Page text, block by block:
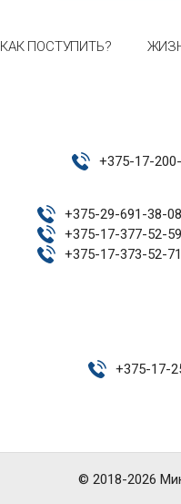
КАК ПОСТУПИТЬ?
+375-17-
+375-29-691-38-08
+375-17-377-52-59
+375-17-373-52-71
+375-17-
© 2018-2026